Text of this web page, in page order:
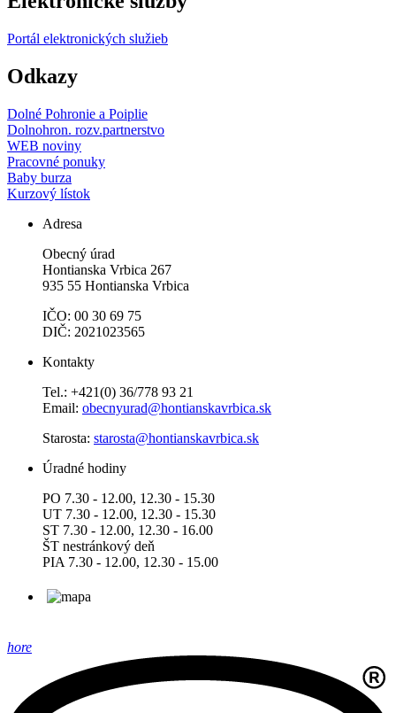
Portál elektronických služieb
Odkazy
Dolné Pohronie a Poiplie
Dolnohron. rozv.partnerstvo
WEB noviny
Pracovné ponuky
Baby burza
Kurzový lístok
Adresa
Obecný úrad
Hontianska Vrbica 267
935 55 Hontianska Vrbica
IČO: 00 30 69 75
DIČ: 2021023565
Kontakty
Tel.: +421(0) 36/778 93 21
Email: obecnyurad@hontianskavrbica.sk
Starosta: starosta@hontianskavrbica.sk
Úradné hodiny
PO 7.30 - 12.00, 12.30 - 15.30
UT 7.30 - 12.00, 12.30 - 15.30
ST 7.30 - 12.00, 12.30 - 16.00
ŠT nestránkový deň
PIA 7.30 - 12.00, 12.30 - 15.00
hore